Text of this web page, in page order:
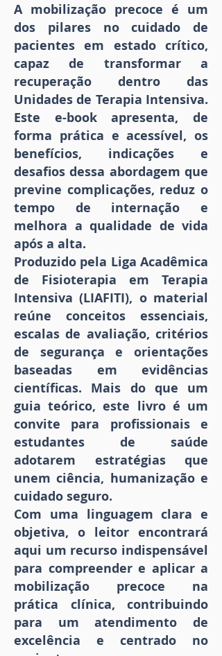
A mobilização precoce é um
dos pilares no cuidado de
pacientes em estado crítico,
capaz de transformar a
recuperação dentro das
Unidades de Terapia Intensiva.
Este e-book apresenta, de
forma prática e acessível, os
benefícios, indicações e
desafios dessa abordagem que
previne complicações, reduz o
tempo de internação e
melhora a qualidade de vida
após a alta.
Produzido pela Liga Acadêmica
de Fisioterapia em Terapia
Intensiva (LIAFITI), o material
reúne conceitos essenciais,
escalas de avaliação, critérios
de segurança e orientações
baseadas em evidências
científicas. Mais do que um
guia teórico, este livro é um
convite para profissionais e
estudantes de saúde
adotarem estratégias que
unem ciência, humanização e
cuidado seguro.
Com uma linguagem clara e
objetiva, o leitor encontrará
aqui um recurso indispensável
para compreender e aplicar a
mobilização precoce na
prática clínica, contribuindo
para um atendimento de
excelência e centrado no